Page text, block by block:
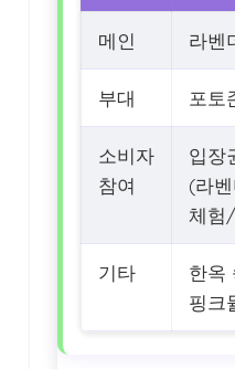
메인 라벤
부대 포토
소비자
참여
입장
(라
체험
기타
한옥
핑크